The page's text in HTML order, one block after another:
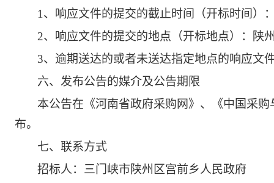
1、响应文件的提交的截止时间（开标时间）
2、响应文件的提交的地点（开标地点）：
陕
3、逾期送达的或者未送达指定地点的响应文
六、发布公告的媒介及公告期限
本公告在《河南省政府采购网》、《中国采
布。
七、联系方式
招标人：三门峡市陕州区宫前乡人民政府